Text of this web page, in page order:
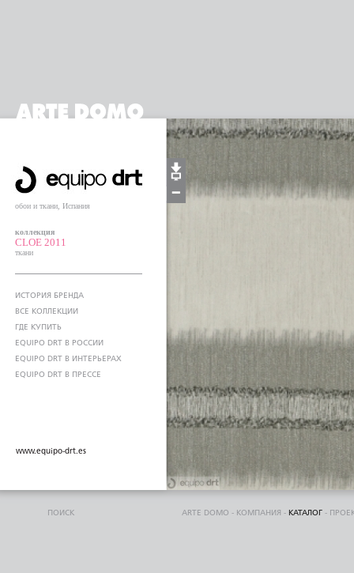
обои и ткани, Испания
коллекция
CLOE 2011
ткани
ИСТОРИЯ БРЕНДА
ВСЕ КОЛЛЕКЦИИ
ГДЕ КУПИТЬ
EQUIPO DRT В РОССИИ
EQUIPO DRT В ИНТЕРЬЕРАХ
EQUIPO DRT В ПРЕССЕ
www.equipo-drt.es
ПОИСК ARTE DOMO - КОМПАНИЯ - КАТАЛОГ -